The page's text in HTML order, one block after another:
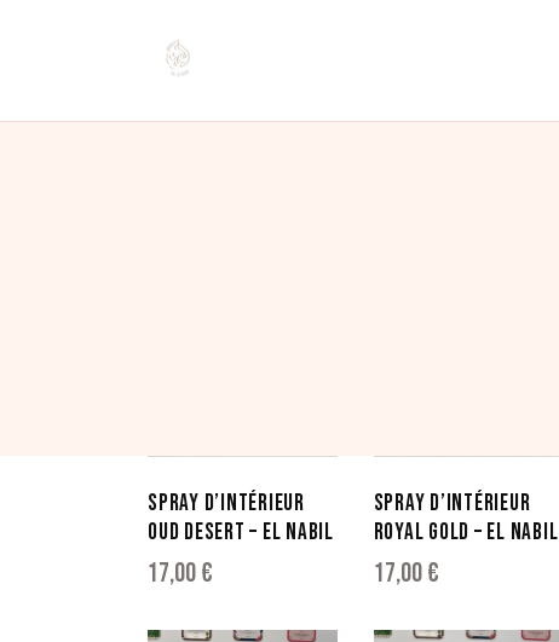
SPRAY D’INTÉRIEUR
OUD DESERT – EL NABIL
17,00€
SPRAY D’INTÉRIEUR
ROYAL GOLD – EL NABIL
17,00€